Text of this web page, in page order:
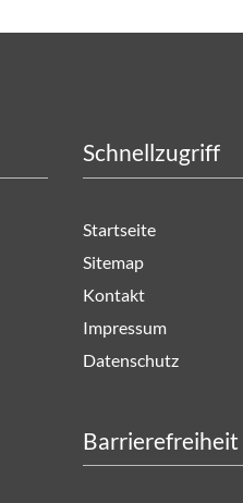
Schnellzugriff
Startseite
Sitemap
Kontakt
Impressum
Datenschutz
Barrierefreiheit